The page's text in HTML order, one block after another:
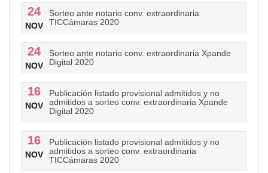
24
NOV
Sorteo ante notario conv. extraordinaria
TICCámaras 2020
24
NOV
Sorteo ante notario conv. extraordinaria Xpande
Digital 2020
16
NOV
Publicación listado provisional admitidos y no
admitidos a sorteo conv. extraordinaria Xpande
Digital 2020
16
NOV
Publicación listado provisional admitidos y no
admitidos a sorteo conv. extraordinaria
TICCámaras 2020